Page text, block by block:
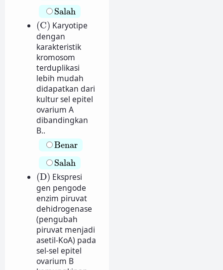
Salah
Salah
(C)
(C) Karyotipe
dengan
karakteristik
kromosom
terduplikasi
lebih mudah
didapatkan dari
kultur sel epitel
ovarium A
dibandingkan
B..
Benar
Benar
Salah
Salah
(D)
(D) Ekspresi
gen pengode
enzim piruvat
dehidrogenase
(pengubah
piruvat menjadi
asetil-KoA) pada
sel-sel epitel
ovarium B